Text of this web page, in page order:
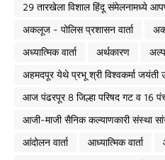
29 तारखेला विशाल हिंदू संमेलनामध्ये
अकलूज - पोलिस प्रशासन वार्ता
अध्यात्मिक वार्ता
अर्थकारण
अहमदपूर येथे प्रभू श्री विश्वकर्मा जयंती
आज पंढरपूर 8 जिल्हा परिषद गट व 16
आजी-माजी सैनिक कल्याणकारी संस्था
आंदोलन वार्ता
आध्यात्मिक वार्ता